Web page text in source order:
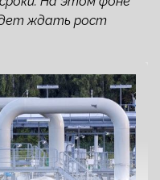
ждать рост